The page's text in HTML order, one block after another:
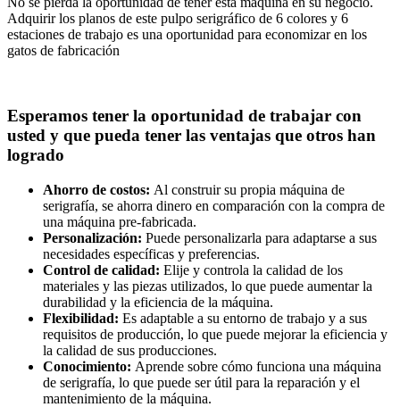
Adquirir los planos de este pulpo serigráfico de 6 colores y 6
estaciones de trabajo es una oportunidad para economizar en los
gatos de fabricación
Esperamos tener la oportunidad de trabajar con
usted y que pueda tener las ventajas que otros han
logrado
Ahorro de costos: Al construir su propia máquina de
serigrafía, se ahorra dinero en comparación con la compra de
una máquina pre-fabricada.
Personalización: Puede personalizarla para adaptarse a sus
necesidades específicas y preferencias.
Control de calidad: Elije y controla la calidad de los
materiales y las piezas utilizados, lo que puede aumentar la
durabilidad y la eficiencia de la máquina.
Flexibilidad: Es adaptable a su entorno de trabajo y a sus
requisitos de producción, lo que puede mejorar la eficiencia y
la calidad de sus producciones.
Conocimiento: Aprende sobre cómo funciona una máquina
de serigrafía, lo que puede ser útil para la reparación y el
mantenimiento de la máquina.